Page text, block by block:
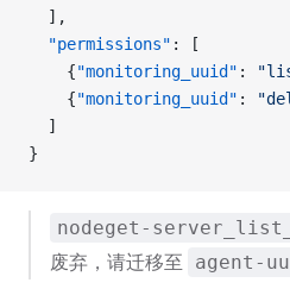
  ],
  "permissions"
: [
    {
"monitoring_uuid" :
    {
"monitoring_uuid" :
  ]
}
nodeget-
废弃，请迁移至
agent-